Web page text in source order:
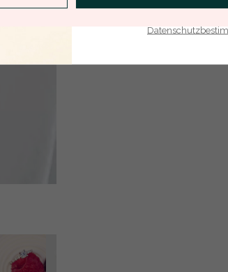
E-Mail-Adresse je bei uns in